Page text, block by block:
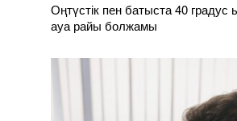
Оңтүстік пен батыста 40 градус
ауа райы болжамы